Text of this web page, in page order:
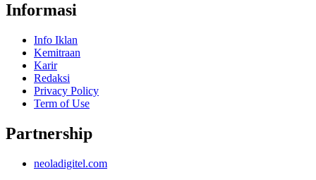
Informasi
Info Iklan
Kemitraan
Karir
Redaksi
Privacy Policy
Term of Use
Partnership
neoladigitel.com